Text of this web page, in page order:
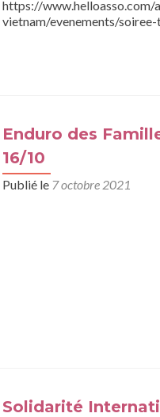
https://www.helloasso.com/
vietnam/evenements/
Enduro des
16/10
Publié le 7 octobre 2021
Solidarité